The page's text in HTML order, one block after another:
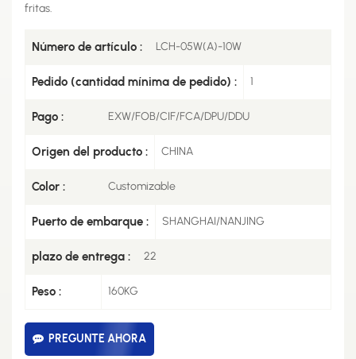
fritas.
Número de artículo : LCH-05W(A)-10W
Pedido (cantidad mínima de pedido) : 1
Pago : EXW/FOB/CIF/FCA/DPU/DDU
Origen del producto : CHINA
Color : Customizable
Puerto de embarque : SHANGHAI/NANJING
plazo de entrega : 22
Peso : 160KG
PREGUNTE AHORA